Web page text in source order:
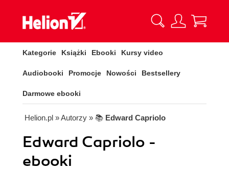
Kategorie Książki Ebooki Kursy video
Audiobooki Promocje Nowości Bestsellery
Darmowe ebooki
Helion.pl » Autorzy » 📚 Edward Capriolo
Edward Capriolo -
ebooki